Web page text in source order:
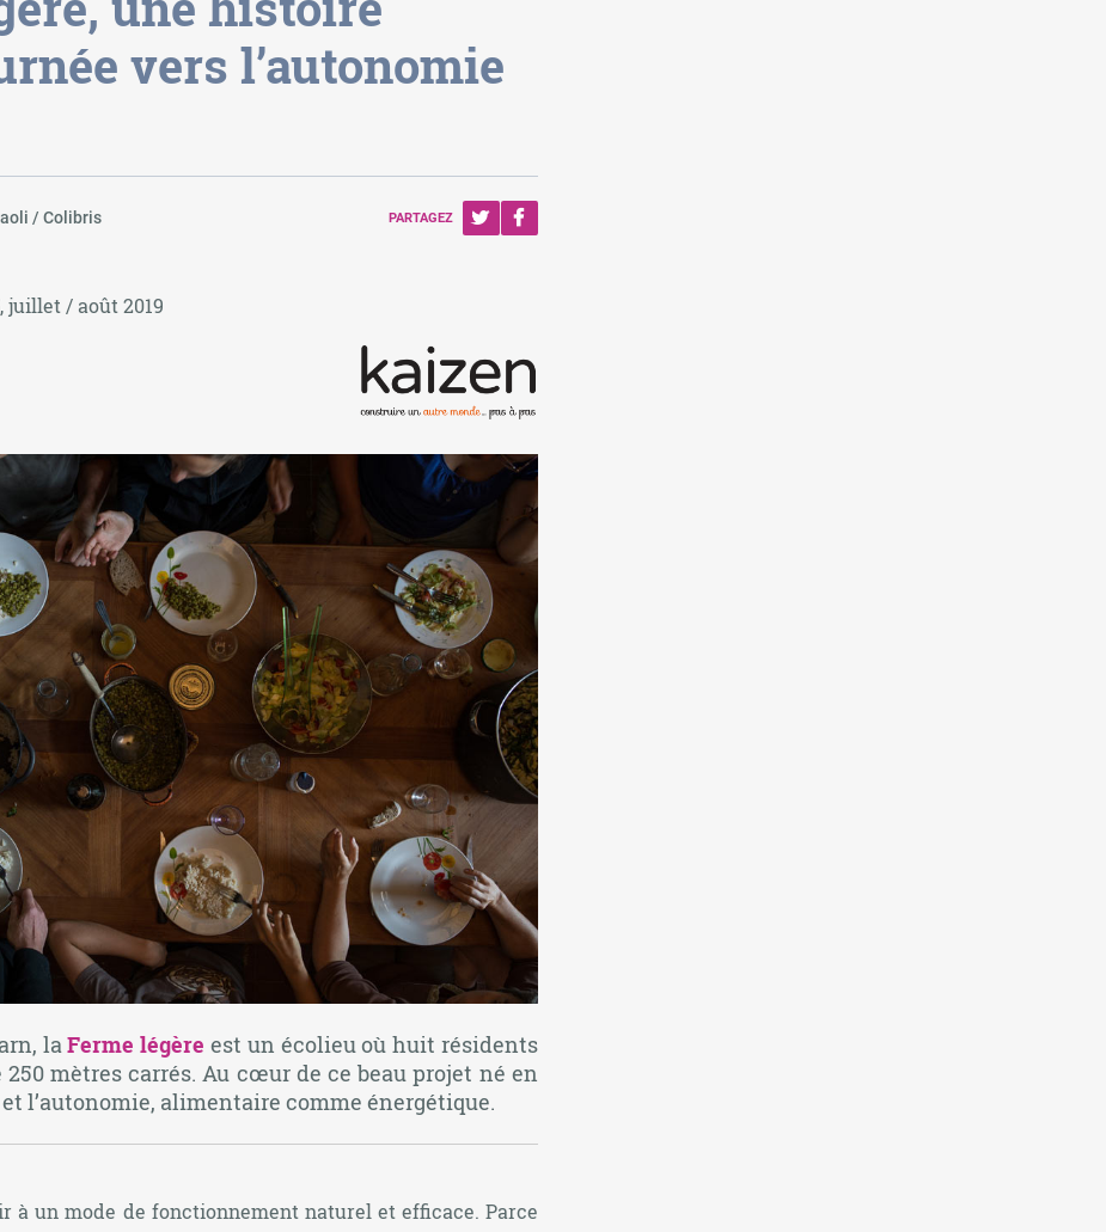
vers l’autonomie
/ Colibris PARTAGEZ
juillet / août 2019
laFerme légère est un écolieu où huit résidents
mètres carrés. Au cœur de ce beau projet né en
l’autonomie, alimentaire comme énergétique.
à un mode de fonctionnement naturel et efficace. Parce